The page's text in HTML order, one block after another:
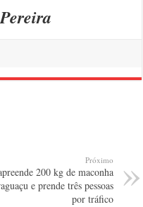
Próximo
200 kg de maconha
e prende três pessoas
por tráfico